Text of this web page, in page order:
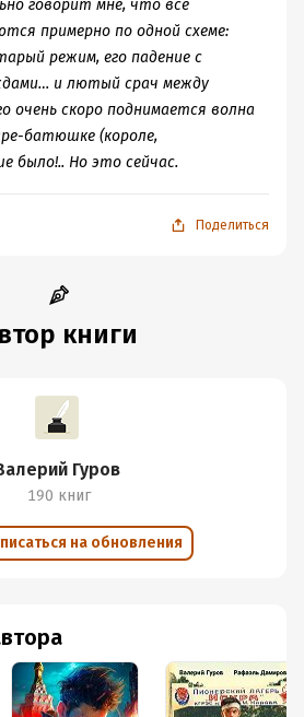
говорит мне, что все
примерно по одной схеме:
режим, его падение с
и лютый срач между
очень скоро поднимается волна
батюшке (короле,
было!.. Но это сейчас.
Поделиться
книги
Гуров
190 книг
на обновления